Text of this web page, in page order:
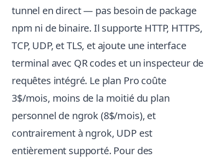
tunnel en direct — pas besoin de package
npm ni de binaire. Il supporte HTTP, HTTPS,
TCP, UDP, et TLS, et ajoute une interface
terminal avec QR codes et un inspecteur de
requêtes intégré. Le plan Pro coûte
3$/mois, moins de la moitié du plan
personnel de ngrok (8$/mois), et
contrairement à ngrok, UDP est
entièrement supporté. Pour des